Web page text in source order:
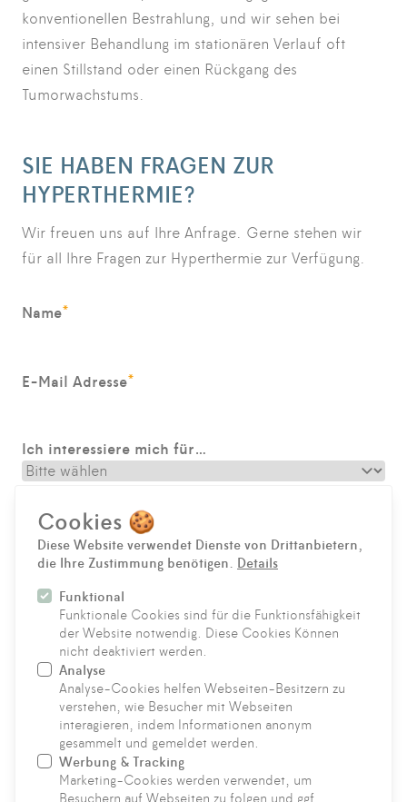
Cookies 🍪
Diese Website verwendet Dienste von Drittanbietern,
die Ihre Zustimmung benötigen. Details
Funktional
Funktionale Cookies sind für die Funktionsfähigkeit
der Website notwendig. Diese Cookies Können
nicht deaktiviert werden.
Analyse
Analyse-Cookies helfen Webseiten-Besitzern zu
verstehen, wie Besucher mit Webseiten
interagieren, indem Informationen anonym
gesammelt und gemeldet werden.
Werbung & Tracking
Marketing-Cookies werden verwendet, um
konventionellen Bestrahlung, und wir sehen bei
intensiver Behandlung im stationären Verlauf oft
einen Stillstand oder einen Rückgang des
Tumorwachstums.
SIE HABEN FRAGEN ZUR
HYPERTHERMIE?
Wir freuen uns auf Ihre Anfrage. Gerne stehen wir
für all Ihre Fragen zur Hyperthermie zur Verfügung.
Name*
E-Mail Adresse*
Ich interessiere mich für…
Nachricht*
Hinweise zum Datenschutz
SENDEN
KONTAKT